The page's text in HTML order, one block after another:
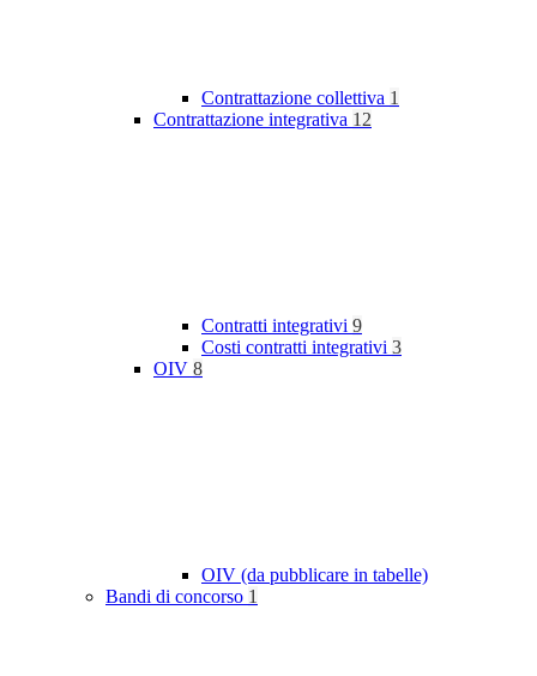
Contrattazione collettiva 1
Contrattazione integrativa 12
Contratti integrativi 9
Costi contratti integrativi 3
OIV 8
OIV (da pubblicare in tabelle)
Bandi di concorso 1